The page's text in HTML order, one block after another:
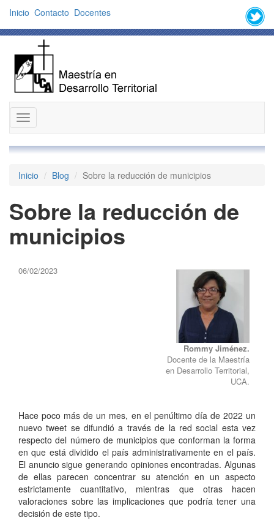
Inicio Contacto Docentes
Desplegar
navegación
Inicio Blog Sobre la reducción de municipios
Sobre la reducción de
municipios
06/02/2023
Rommy Jiménez.
Docente de la Maestría
en Desarrollo Territorial,
UCA.
Hace poco más de un mes, en el penúltimo día de 2022 un
nuevo tweet se difundió a través de la red social esta vez
respecto del número de municipios que conforman la forma
en que está dividido el país administrativamente en el país.
El anuncio sigue generando opiniones encontradas. Algunas
de ellas parecen concentrar su atención en un aspecto
estrictamente cuantitativo, mientras que otras hacen
valoraciones sobre las implicaciones que podría tener una
decisión de este tipo.